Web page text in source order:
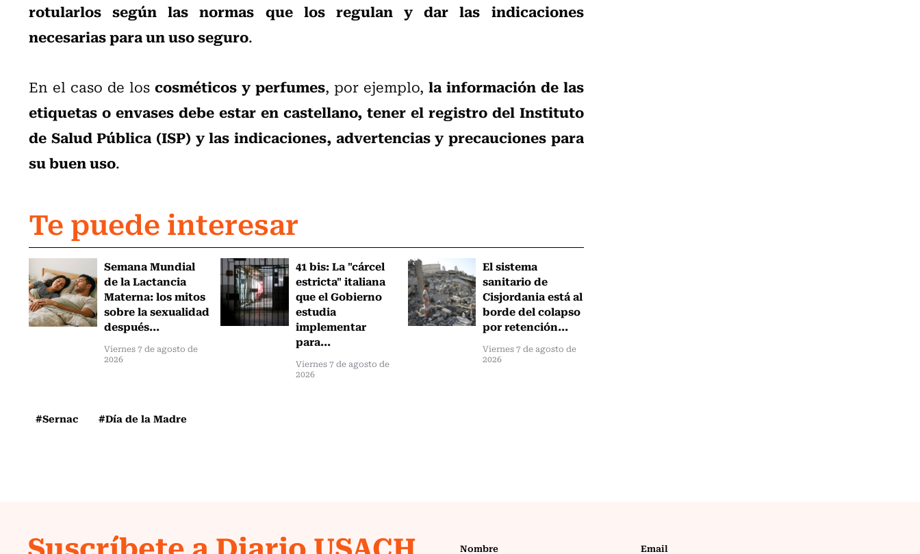
rotularlos según las normas que los regulan y dar las indicaciones
necesarias para un uso seguro.
En el caso de los cosméticos y perfumes, por ejemplo, la información de las
etiquetas o envases debe estar en castellano, tener el registro del Instituto
de Salud Pública (ISP) y las indicaciones, advertencias y precauciones para
su buen uso.
Te puede interesar
Semana Mundial
de la Lactancia
Materna: los mitos
sobre la sexualidad
después...
Viernes 7 de agosto de
2026
41 bis: La "cárcel
estricta" italiana
que el Gobierno
estudia
implementar
para...
Viernes 7 de agosto de
2026
El sistema
sanitario de
Cisjordania está al
borde del colapso
por retención...
Viernes 7 de agosto de
2026
#Sernac #Día de la Madre